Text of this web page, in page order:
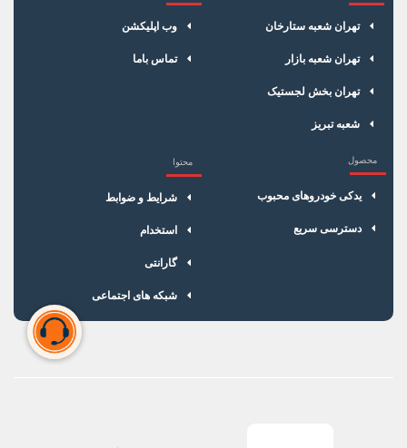
تهران شعبه ستارخان
تهران شعبه بازار
تهران بخش لجستیک
شعبه تبریز
وب اپلیکشن
تماس باما
محصول
یدکی خودروهای محبوب
دسترسی سریع
محتوا
شرایط و ضوابط
استخدام
گارانتی
شبکه های اجتماعی
×